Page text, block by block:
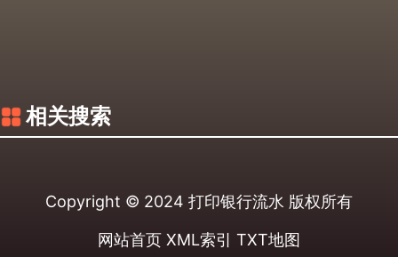
相关搜索
Copyright © 2024 打印银行流水 版权所有
网站首页 XML索引 TXT地图